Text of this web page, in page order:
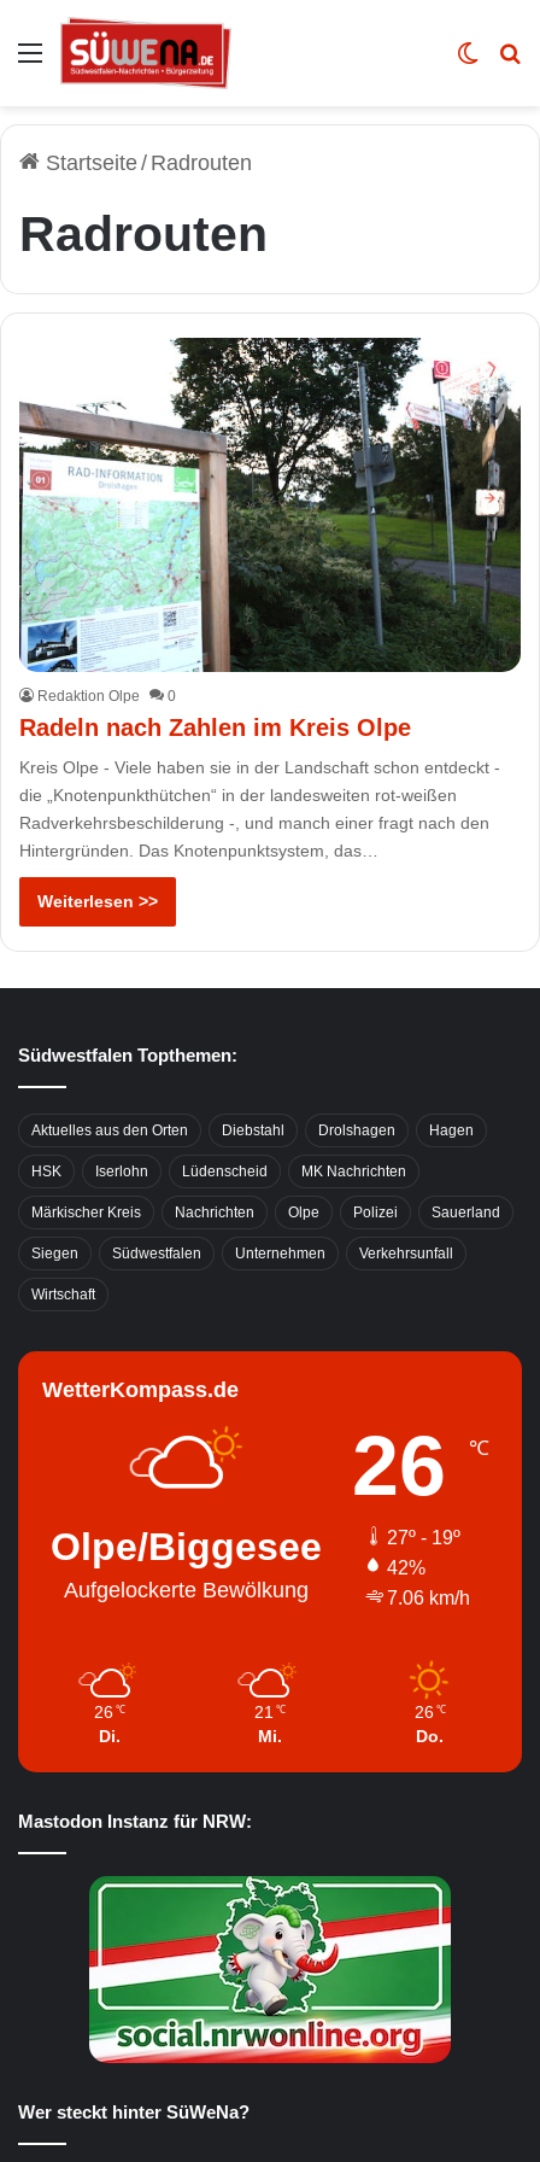
Auswahl Skin
Startseite/ Radrouten
Radrouten
Redaktion Olpe 0
Radeln nach Zahlen im Kreis Olpe
Kreis Olpe - Viele haben sie in der Landschaft schon entdeckt -
die „Knotenpunkthütchen“ in der landesweiten rot-weißen
Radverkehrsbeschilderung -, und manch einer fragt nach den
Hintergründen. Das Knotenpunktsystem, das…
Weiterlesen >>
Südwestfalen Topthemen:
Aktuelles aus den Orten Diebstahl Drolshagen Hagen
HSK Iserlohn Lüdenscheid MK Nachrichten
Märkischer Kreis Nachrichten Olpe Polizei Sauerland
Siegen Südwestfalen Unternehmen Verkehrsunfall
Wirtschaft
WetterKompass.de
Olpe/Biggesee
Aufgelockerte Bewölkung
26 ℃
27º - 19º
42%
7.06 km/h
26 ℃
Di.
21 ℃
Mi.
26 ℃
Do.
Mastodon Instanz für NRW:
Wer steckt hinter SüWeNa?